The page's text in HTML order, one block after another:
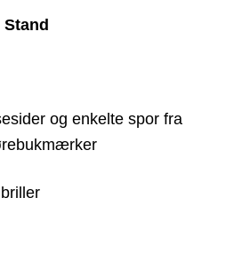
Stand
og enkelte spor fra